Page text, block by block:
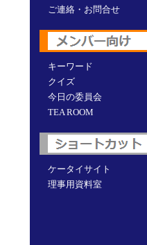
ご連絡・お問合せ
キーワード
クイズ
今日の委員会
TEA ROOM
ケータイサイト
理事用資料室